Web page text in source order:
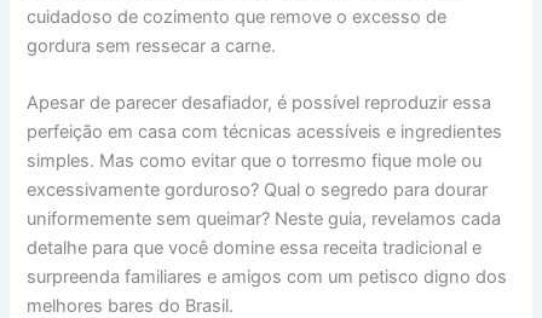
cuidadoso de cozimento que remove o excesso de
gordura sem ressecar a carne.
Apesar de parecer desafiador, é possível reproduzir essa
perfeição em casa com técnicas acessíveis e ingredientes
simples. Mas como evitar que o torresmo fique mole ou
excessivamente gorduroso? Qual o segredo para dourar
uniformemente sem queimar? Neste guia, revelamos cada
detalhe para que você domine essa receita tradicional e
surpreenda familiares e amigos com um petisco digno dos
melhores bares do Brasil.